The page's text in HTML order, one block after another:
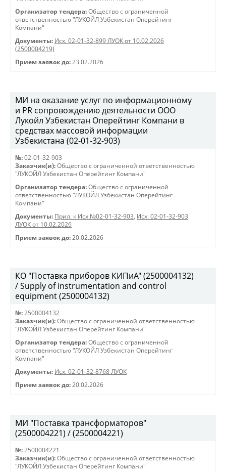
Организатор тендера: Общество с ограниченной
ответственностью "ЛУКОЙЛ Узбекистан Оперейтинг
Компани"
Документы: Исх. 02-01-32-899 ЛУОК от 10.02.2026
(2500004219)
Прием заявок до: 23.02.2026
МИ на оказание услуг по информационному
и PR сопровождению деятельности ООО
Лукойл Узбекистан Оперейтинг Компани в
средствах массовой информации
Узбекистана (02-01-32-903)
№: 02-01-32-903
Заказчик(и): Общество с ограниченной ответственностью
"ЛУКОЙЛ Узбекистан Оперейтинг Компани"
Организатор тендера: Общество с ограниченной
ответственностью "ЛУКОЙЛ Узбекистан Оперейтинг
Компани"
Документы: Прил. к Исх.№02-01-32-903, Исх. 02-01-32-903
ЛУОК от 10.02.2026
Прием заявок до: 20.02.2026
КО "Поставка приборов КИПиА" (2500004132)
/ Supply of instrumentation and control
equipment (2500004132)
№: 2500004132
Заказчик(и): Общество с ограниченной ответственностью
"ЛУКОЙЛ Узбекистан Оперейтинг Компани"
Организатор тендера: Общество с ограниченной
ответственностью "ЛУКОЙЛ Узбекистан Оперейтинг
Компани"
Документы: Исх. 02-01-32-8768 ЛУОК
Прием заявок до: 20.02.2026
МИ "Поставка трансформаторов"
(2500004221) / (2500004221)
№: 2500004221
Заказчик(и): Общество с ограниченной ответственностью
"ЛУКОЙЛ Узбекистан Оперейтинг Компани"